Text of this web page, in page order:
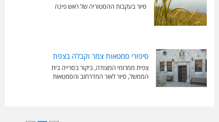
סיור בעקבות ההסטוריה של ראש פינה
סיפורי סמטאות צמר וקבלה בצפת
צפית ממרומי המצודה, ביקור בסרייה בית
הממשל, סיור לאור המדרחוב והסמטאות